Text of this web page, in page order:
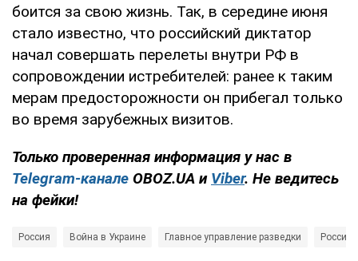
боится за свою жизнь. Так, в середине июня
стало известно, что российский диктатор
начал совершать перелеты внутри РФ в
сопровождении истребителей: ранее к таким
мерам предосторожности он прибегал только
во время зарубежных визитов.
Только проверенная информация у нас в
Telegram-канале OBOZ.UA и Viber. Не ведитесь
на фейки!
Россия Война в Украине Главное управление разведки Россия